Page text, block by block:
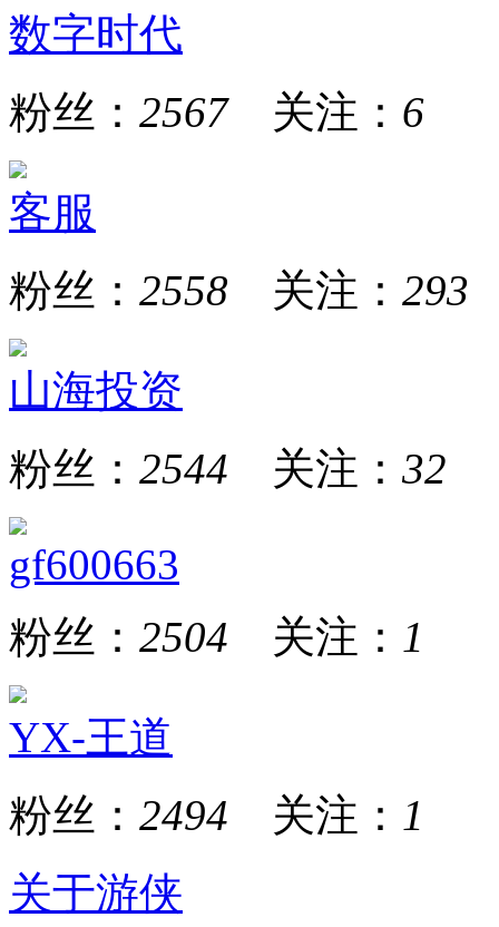
数字时代
粉丝： 2567关注： 6
客服
粉丝： 2558 关注： 293
山海投资
粉丝： 2544 关注： 32
gf600663
粉丝： 2504 关注： 1
YX-王道
粉丝： 2494 关注： 1
关于游侠